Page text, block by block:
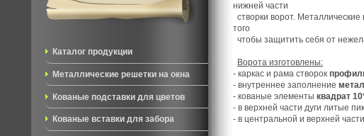
Каталог продукции
Металлические решетки на окна
Кованые подставки для цветов
Кованые вставки для забора
нижней части
створки ворот.
того
чтобы защитить себя от
Ворота изготовлены:
- каркас и рама створок
- внутреннее заполнение
- кованые элементы квадрат
- в верхней части дуги литые
- в центральной и верхней